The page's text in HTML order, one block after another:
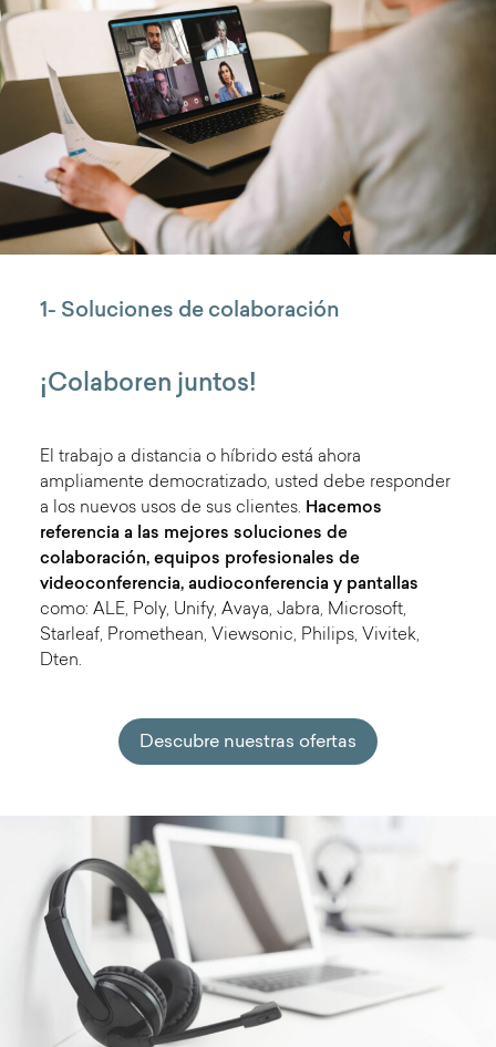
1- Soluciones de colaboración
¡Colaboren juntos!
El trabajo a distancia o híbrido está ahora
ampliamente democratizado, usted debe responder
a los nuevos usos de sus clientes. Hacemos
referencia a las mejores soluciones de
colaboración, equipos profesionales de
videoconferencia, audioconferencia y pantallas
como: ALE, Poly, Unify, Avaya, Jabra, Microsoft,
Starleaf, Promethean, Viewsonic, Philips, Vivitek,
Dten.
Descubre nuestras ofertas